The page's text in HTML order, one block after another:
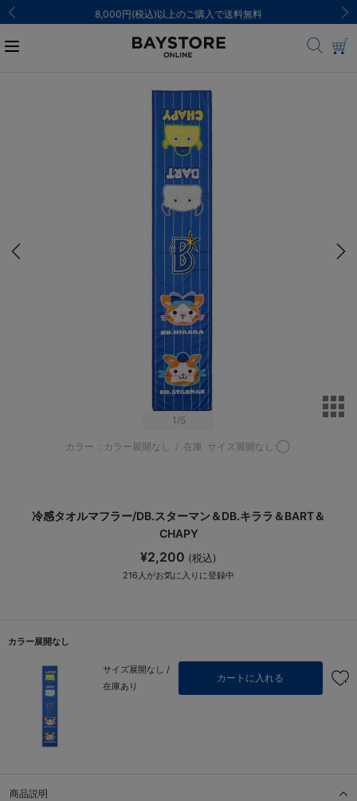
8,000円(税込)以上のご購入で送料無料
1 /5
カラー：カラー展開なし / 在庫 サイズ展開なし:◯
冷感タオルマフラー/DB.スターマン＆DB.キララ＆BART＆
CHAPY
¥2,200 (税込)
216 人がお気に入りに登録中
カラー展開なし
サイズ展開なし /
在庫あり
カートに入れる
商品説明